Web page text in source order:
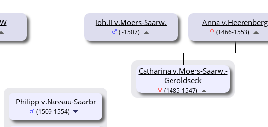
Joh.II v.Moers-Saarw.
( -1507)
Anna v.Heerenberg
(1466-1553)
Catharina v.Moers-Saarw.-
Geroldseck
(1485-1547)
Philipp v.Nassau-Saarbr
(1509-1554)